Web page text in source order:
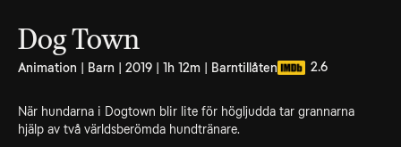
Dog Town
Animation | Barn | 2019 | 1h 12m | Barntillåten 2.6
När hundarna i Dogtown blir lite för högljudda tar grannarna
hjälp av två världsberömda hundtränare.